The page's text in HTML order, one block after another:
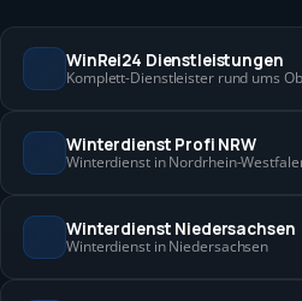
WinRei24 Dienstleistungen
Komplett-Dienstleister rund ums
Winterdienst Profi NRW
Winterdienst in Nordrhein-
Winterdienst Niedersachsen
Winterdienst in Niedersachsen